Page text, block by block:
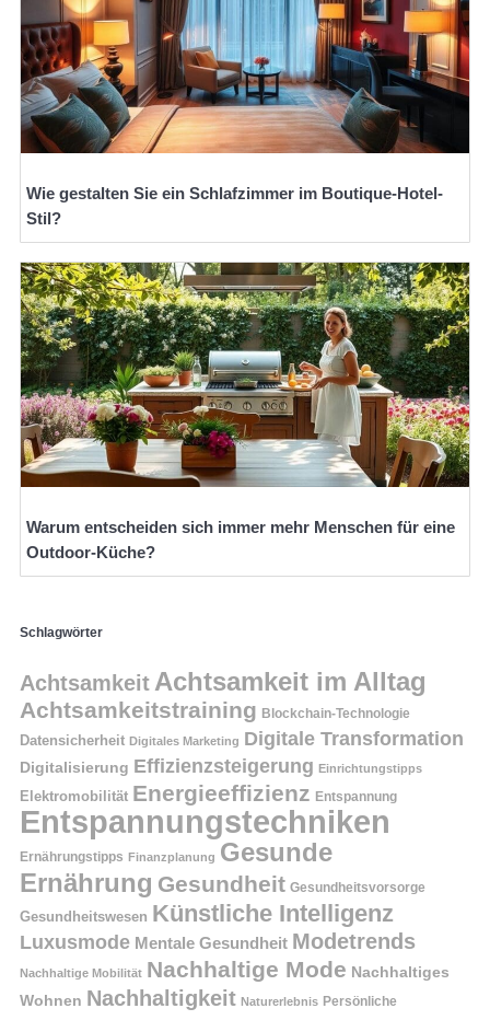
Wie gestalten Sie ein Schlafzimmer im Boutique-Hotel-
Stil?
Warum entscheiden sich immer mehr Menschen für eine
Outdoor-Küche?
Schlagwörter
Achtsamkeit Achtsamkeit im Alltag
Achtsamkeitstraining Blockchain-Technologie
Datensicherheit Digitales Marketing Digitale Transformation
Digitalisierung Effizienzsteigerung Einrichtungstipps
Elektromobilität Energieeffizienz Entspannung
Entspannungstechniken
Ernährungstipps Finanzplanung Gesunde
Ernährung Gesundheit Gesundheitsvorsorge
Gesundheitswesen Künstliche Intelligenz
Luxusmode Mentale Gesundheit Modetrends
Nachhaltige Mobilität Nachhaltige Mode Nachhaltiges
Wohnen Nachhaltigkeit Naturerlebnis Persönliche